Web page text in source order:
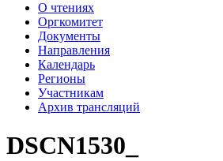
О чтениях
Оргкомитет
Документы
Направления
Календарь
Регионы
Участникам
Архив трансляций
DSCN1530_